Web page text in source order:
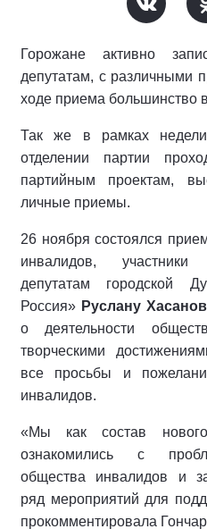
Горожане активно
депутатам, с различными
ходе приема большинство
Так же в рамках
отделении партии
партийным проектам,
личные приемы.
26 ноября состоялся
инвалидов, участники
депутатам городской
Россия» Руслану
о деятельности
творческими
все просьбы и
инвалидов.
«Мы как состав нового
ознакомились с
общества инвалидов и
ряд мероприятий для
прокомментировала